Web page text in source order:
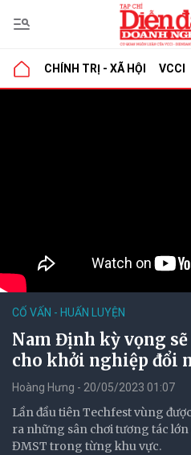
CHÍNH TRỊ - XÃ HỘI VCCI
CỐ VẤN - HUẤN LUYỆN
Nam Định kỳ vọng
cho khởi nghiệp đổi
Hoàng Hưng - 20/05/2023 01:07
Lần đầu tiên Techfest vùng
ra những sân chơi tương tác
ĐMST trong từng khu vực.